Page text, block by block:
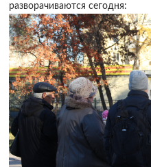
разворачиваются сегодня: